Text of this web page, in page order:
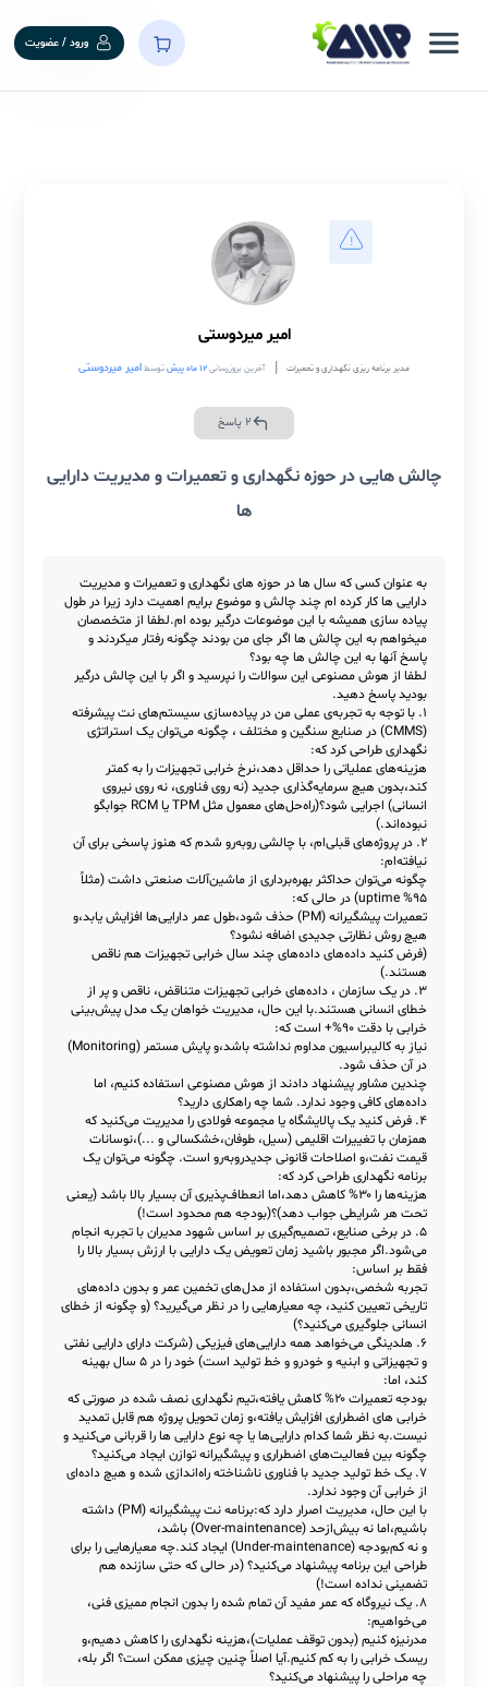
ورود / عضویت
امیر میردوستی
آخرین بروزرسانی۱۲ ماه پیش
2 پاسخ
به عنوان کسی که سال ها در حوزه های نگهداری و تعمیرات و مدیریت
دارایی ها کار کرده ام چند چالش و موضوع برایم اهمیت دارد زیرا در طول
پیاده سازی همیشه با این موضوعات درگیر بوده ام.لطفا از متخصصان
میخواهم به این چالش ها اگر جای من بودند چگونه رفتار میکردند و
پاسخ آنها به این چالش ها چه بود؟
لطفا از هوش مصنوعی این سوالات را نپرسید و اگر با این چالش درگیر
بودید پاسخ دهید.
۱. با توجه به تجربه‌ی عملی من در پیاده‌سازی سیستم‌های نت پیشرفته
(CMMS) در صنایع سنگین و مختلف ، چگونه می‌توان یک استراتژی
نگهداری طراحی کرد که:
هزینه‌های عملیاتی را حداقل دهد،نرخ خرابی تجهیزات را به کمتر
کند،بدون هیچ سرمایه‌گذاری جدید (نه روی فناوری، نه روی نیروی
نبوده‌اند.)
۲. در پروژه‌های قبلی‌ام، با چالشی روبه‌رو شدم که هنوز پاسخی برای آن
نیافته‌ام:
چگونه می‌توان حداکثر بهره‌برداری از ماشین‌آلات صنعتی داشت (مثلاً
تعمیرات پیشگیرانه (PM) حذف شود،طول عمر دارایی‌ها افزایش یابد،و
هیچ روش نظارتی جدیدی اضافه نشود؟
(فرض کنید داده‌های داده‌های چند سال خرابی تجهیزات هم ناقص
هستند.)
۳. در یک سازمان ، داده‌های خرابی تجهیزات متناقض، ناقص و پر از
خطای انسانی هستند.با این حال، مدیریت خواهان یک مدل پیش‌بینی
خرابی با دقت ۹۰%+ است که:
در آن حذف شود.
چندین مشاور پیشنهاد دادند از هوش مصنوعی استفاده کنیم، اما
داده‌های کافی وجود ندارد. شما چه راهکاری دارید؟
۴. فرض کنید یک پالایشگاه یا مجموعه فولادی را مدیریت می‌کنید که
همزمان با تغییرات اقلیمی (سیل، طوفان،خشکسالی و ...)،نوسانات
قیمت نفت،و اصلاحات قانونی جدیدروبه‌رو است. چگونه می‌توان یک
برنامه نگهداری طراحی کرد که:
هزینه‌ها را ۳۰% کاهش دهد،اما انعطاف‌پذیری آن بسیار بالا باشد (یعنی
تحت هر شرایطی جواب دهد)؟(بودجه هم محدود است!)
۵. در برخی صنایع، تصمیم‌گیری بر اساس شهود مدیران با تجربه انجام
می‌شود.اگر مجبور باشید زمان تعویض یک دارایی با ارزش بسیار بالا را
فقط بر اساس:
تجربه شخصی،بدون استفاده از مدل‌های تخمین عمر و بدون داده‌های
تاریخی تعیین کنید، چه معیارهایی را در نظر می‌گیرید؟ (و چگونه از خطای
انسانی جلوگیری می‌کنید؟)
۶. هلدینگی می‌خواهد همه دارایی‌های فیزیکی (شرکت دارای دارایی نفتی
و تجهیزاتی و ابنیه و خودرو و خط تولید است) خود را در 5 سال بهینه
کند، اما:
بودجه تعمیرات ۲۰% کاهش یافته،تیم نگهداری نصف شده در صورتی که
خرابی های اضطراری افزایش یافته،و زمان تحویل پروژه هم قابل تمدید
نیست.به نظر شما کدام دارایی‌ها یا چه نوع دارایی ها را قربانی می‌کنید و
چگونه بین فعالیت‌های اضطراری و پیشگیرانه توازن ایجاد می‌کنید؟
۷. یک خط تولید جدید با فناوری ناشناخته راه‌اندازی شده و هیچ داده‌ای
از خرابی آن وجود ندارد.